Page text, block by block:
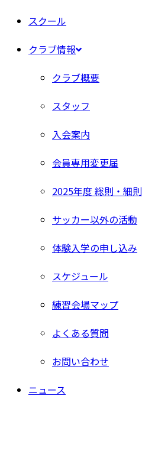
スクール
クラブ情報
クラブ概要
スタッフ
入会案内
会員専用変更届
2025年度 総則・細
サッカー以外の活動
体験入学の申し込み
スケジュール
練習会場マップ
よくある質問
お問い合わせ
ニュース